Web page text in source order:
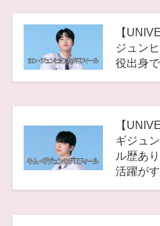
【
ジュン
役出身
【
ギジュ
ル歴あ
活躍が